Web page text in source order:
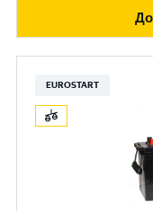
EUROSTART